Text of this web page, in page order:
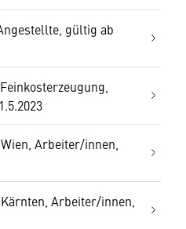
gültig ab
Arbeiter/innen,
Arbeiter/innen,